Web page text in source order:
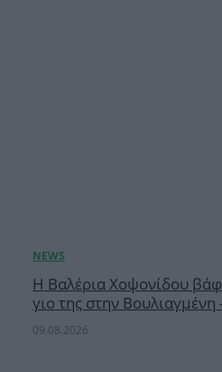
H Βαλέρια Χοψονίδου
γιο της στην
09.08.2026